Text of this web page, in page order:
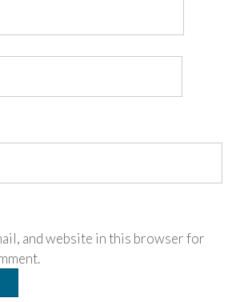
and website in this browser for